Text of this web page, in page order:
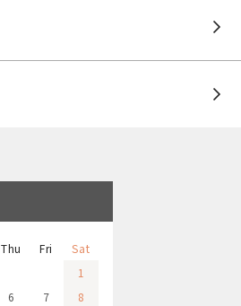
Thu Fri
Sat
1
6 7
8